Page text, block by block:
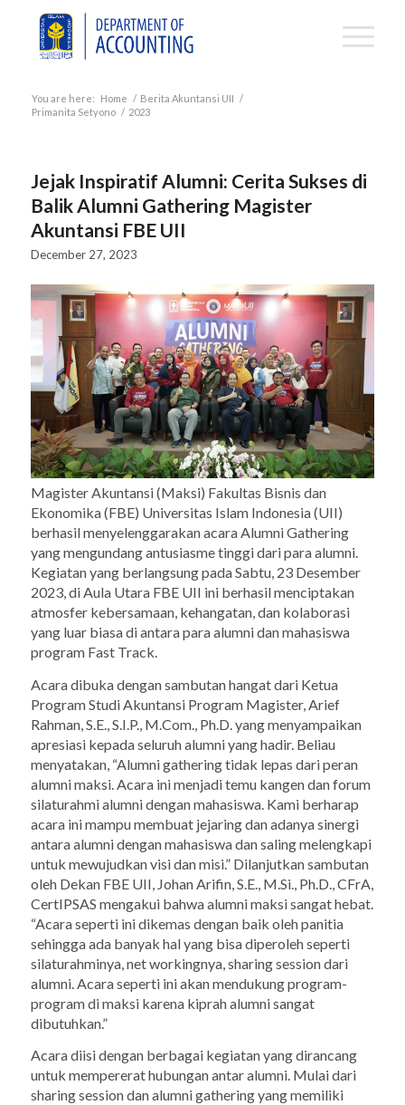
You are here: Home / Berita Akuntansi UII /
Primanita Setyono / 2023
Jejak Inspiratif Alumni: Cerita Sukses di
Balik Alumni Gathering Magister
Akuntansi FBE UII
December 27, 2023
Magister Akuntansi (Maksi) Fakultas Bisnis dan
Ekonomika (FBE) Universitas Islam Indonesia (UII)
berhasil menyelenggarakan acara Alumni Gathering
yang mengundang antusiasme tinggi dari para alumni.
Kegiatan yang berlangsung pada Sabtu, 23 Desember
2023, di Aula Utara FBE UII ini berhasil menciptakan
atmosfer kebersamaan, kehangatan, dan kolaborasi
yang luar biasa di antara para alumni dan mahasiswa
program Fast Track.
Acara dibuka dengan sambutan hangat dari Ketua
Program Studi Akuntansi Program Magister, Arief
Rahman, S.E., S.I.P., M.Com., Ph.D. yang menyampaikan
apresiasi kepada seluruh alumni yang hadir. Beliau
menyatakan, “Alumnigatheringtidak lepas dari peran
alumni maksi. Acara ini menjadi temu kangen dan forum
silaturahmi alumni dengan mahasiswa. Kami berharap
acara ini mampu membuat jejaring dan adanya sinergi
antara alumni dengan mahasiswa dan saling melengkapi
untuk mewujudkan visi dan misi.” Dilanjutkan sambutan
oleh Dekan FBE UII, Johan Arifin, S.E., M.Si., Ph.D., CFrA,
CertIPSAS mengakui bahwa alumni maksi sangat hebat.
“Acara seperti ini dikemas dengan baik oleh panitia
sehingga ada banyak hal yang bisa diperoleh seperti
silaturahminya, net workingnya, sharing session dari
alumni. Acara seperti ini akan mendukung program-
program di maksi karena kiprah alumni sangat
dibutuhkan.”
Acara diisi dengan berbagai kegiatan yang dirancang
untuk mempererat hubungan antar alumni. Mulai dari
sharing sessiondan alumnigatheringyang memiliki